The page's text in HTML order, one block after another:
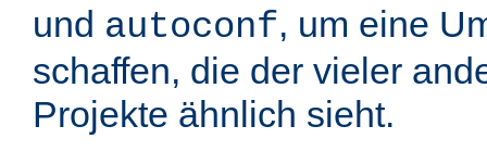
und autoconf, um eine
schaffen, die der vieler
Projekte ähnlich sieht.